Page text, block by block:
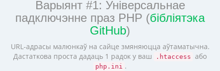
Варыянт #1: Універсальнае
падключэнне праз PHP (бібліятэка
GitHub)
URL-адрасы малюнкаў на сайце змяняюцца аўтаматычна.
Дастаткова проста дадаць 1 радок у ваш
.htaccess або
php.ini .